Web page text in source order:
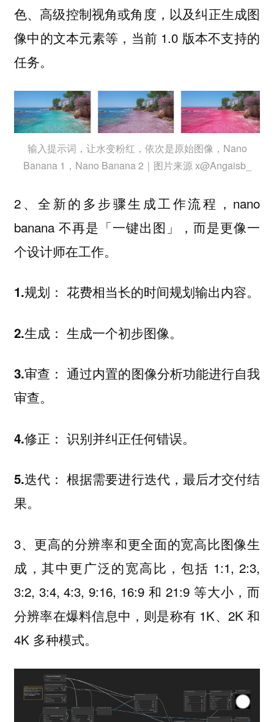
色、高级控制视角或角度，以及纠正生成图
像中的文本元素等，当前 1.0 版本不支持的
任务。
输入提示词，让水变粉红，依次是原始图像，Nano
Banana 1，Nano Banana 2｜图片来源 x@Angaisb_
2、全新的多步骤生成工作流程 ，nano
banana 不再是「一键出图」，而是更像一
个设计师在工作。
1.规划： 花费相当长的时间规划输出内容。
2.生成： 生成一个初步图像。
3.审查： 通过内置的图像分析功能进行自我
审查。
4.修正： 识别并纠正任何错误。
5.迭代： 根据需要进行迭代，最后才交付结
果。
3、 更高的分辨率和更全面的宽高比图像生
成 ，其中更广泛的宽高比，包括 1:1, 2:3,
3:2, 3:4, 4:3, 9:16, 16:9 和 21:9 等大小，而
分辨率在爆料信息中，则是称有 1K、2K 和
4K 多种模式。